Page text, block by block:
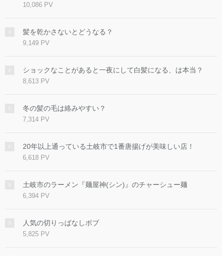
10,086 PV
髪を乾かさないとどうなる？
9,149 PV
ショックなことがあると一夜にして白髪になる、は本当？
8,613 PV
冬の髪の毛は絡みやすい？
7,314 PV
20年以上通っている土岐市で1番唐揚げが美味しい店！
6,618 PV
土岐市のラーメン『麺屋神(シン)』のチャーシュー麺
6,394 PV
人気の切りっぱなしボブ
5,825 PV